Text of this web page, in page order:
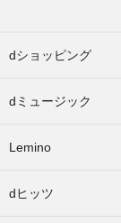
dショッピング
dミュージック
Lemino
dヒッツ